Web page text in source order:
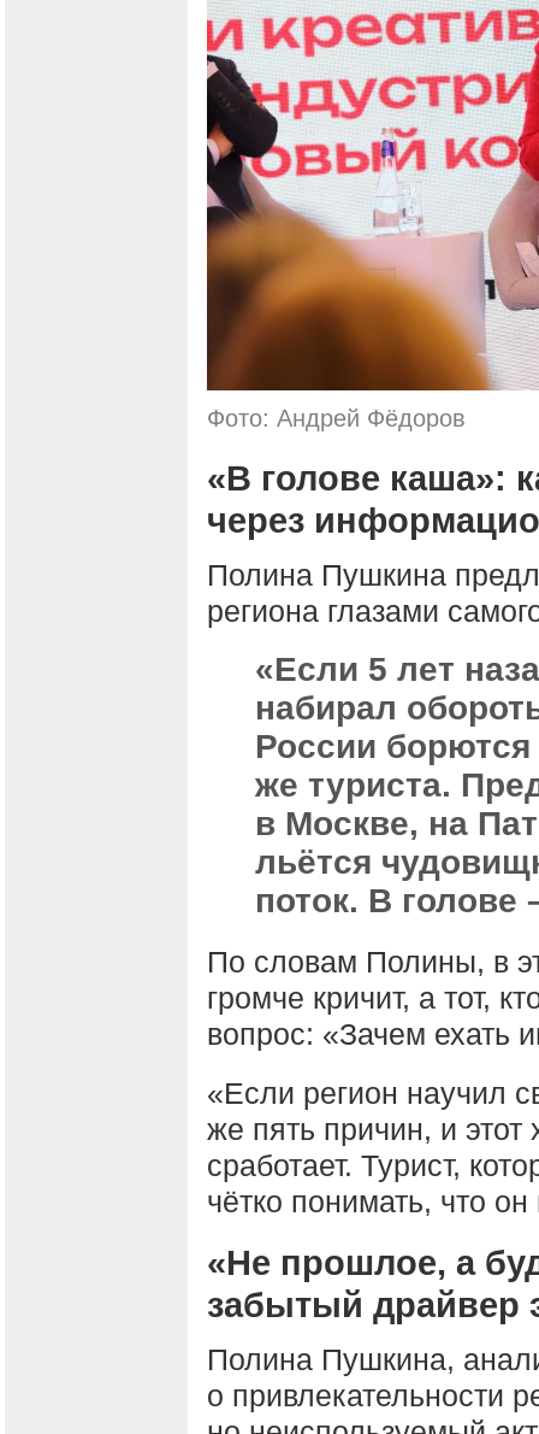
Фото: Андрей Фёдоров
«В голове каша»:
через
Полина Пушкина
региона глазами
«Если 5 лет
набирал
России борются
же туриста.
в Москве, на
льётся
поток. В голове
По словам Полины, в
громче кричит, а тот,
вопрос: «Зачем ехать
«Если регион научил
же пять причин, и этот
сработает. Турист,
чётко понимать, что он
«Не прошлое, а
забытый драйвер
Полина Пушкина,
о привлекательности